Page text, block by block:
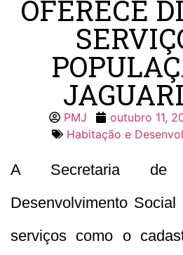
OFERECE
PMJ outubro 11,
Habitação e
A Secretaria de
Desenvolvimento
serviços como o